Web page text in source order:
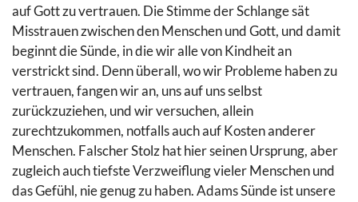
auf Gott zu vertrauen. Die Stimme der Schlange sät
Misstrauen zwischen den Menschen und Gott, und damit
beginnt die Sünde, in die wir alle von Kindheit an
verstrickt sind. Denn überall, wo wir Probleme haben zu
vertrauen, fangen wir an, uns auf uns selbst
zurückzuziehen, und wir versuchen, allein
zurechtzukommen, notfalls auch auf Kosten anderer
Menschen. Falscher Stolz hat hier seinen Ursprung, aber
zugleich auch tiefste Verzweiflung vieler Menschen und
das Gefühl, nie genug zu haben. Adams Sünde ist unsere